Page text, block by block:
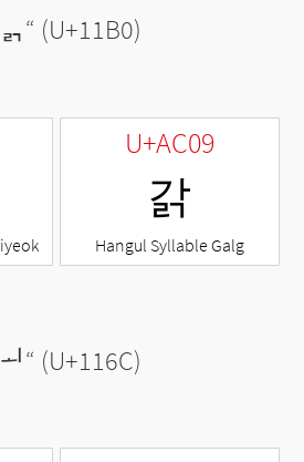
ᆰ“ (U+11B0)
U+AC09
갉
Hangul Syllable Galg
ᅬ“ (U+116C)